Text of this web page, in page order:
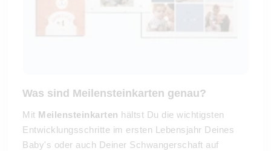
Was sind Meilensteinkarten genau?
Mit Meilensteinkarten hältst Du die wichtigsten
Entwicklungsschritte im ersten Lebensjahr Deines
Baby's oder auch Deiner Schwangerschaft auf